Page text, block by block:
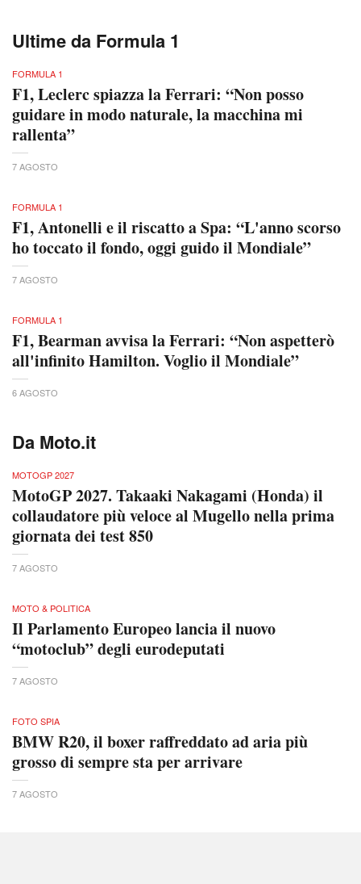
Ultime da Formula 1
FORMULA 1
F1, Leclerc spiazza la Ferrari: “Non posso
guidare in modo naturale, la macchina mi
rallenta”
7 AGOSTO
FORMULA 1
F1, Antonelli e il riscatto a Spa: “L'anno scorso
ho toccato il fondo, oggi guido il Mondiale”
7 AGOSTO
FORMULA 1
F1, Bearman avvisa la Ferrari: “Non aspetterò
all'infinito Hamilton. Voglio il Mondiale”
6 AGOSTO
Da Moto.it
MOTOGP 2027
MotoGP 2027. Takaaki Nakagami (Honda) il
collaudatore più veloce al Mugello nella prima
giornata dei test 850
7 AGOSTO
MOTO & POLITICA
Il Parlamento Europeo lancia il nuovo
“motoclub” degli eurodeputati
7 AGOSTO
FOTO SPIA
BMW R20, il boxer raffreddato ad aria più
grosso di sempre sta per arrivare
7 AGOSTO